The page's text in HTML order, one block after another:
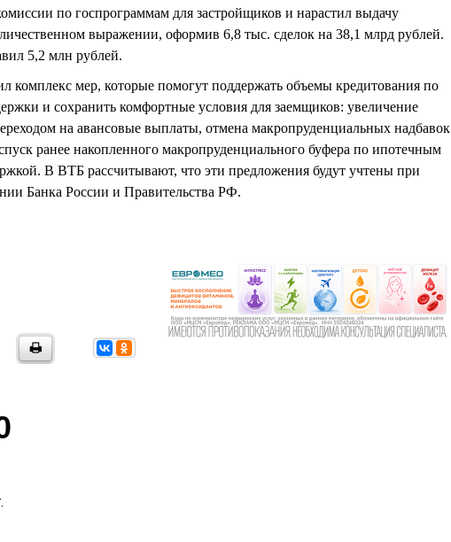
по госпрограммам для застройщиков и нарастил выдачу
выражении, оформив 6,8 тыс. сделок на 38,1 млрд рублей.
5,2 млн рублей.
комплекс мер, которые помогут поддержать объемы кредитования по
и сохранить комфортные условия для заемщиков: увеличение
на авансовые выплаты, отмена макропруденциальных надбавок
ранее накопленного макропруденциального буфера по ипотечным
В ВТБ рассчитывают, что эти предложения будут учтены при
Банка России и Правительства РФ.